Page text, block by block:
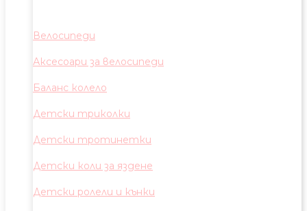
Велосипеди
Аксесоари за велосипеди
Баланс колело
Детски триколки
Детски тротинетки
Детски коли за яздене
Детски ролели и кънки